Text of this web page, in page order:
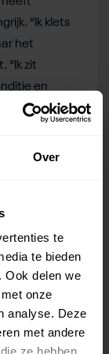
Over
te
te bieden
Ook delen we
onze
analyse. Deze
met andere
ze hebben
“Ik klets
het
“Ik zit
en
dan kan ik
afgelopen
van de
de wens
bij een